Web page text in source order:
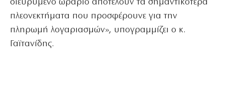
διευρυμένο ωράριο αποτελούν τα σημαντικότερα
πλεονεκτήματα που προσφέρουνε για την
πληρωμή λογαριασμών», υπογραμμίζει ο κ.
Γαϊτανίδης.